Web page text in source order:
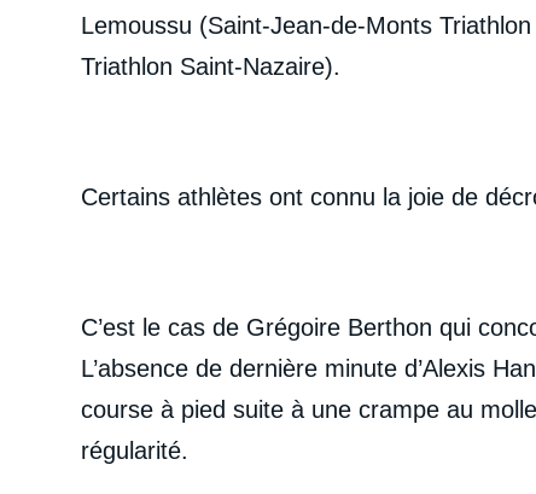
Lemoussu (Saint-Jean-de-Monts
Triathlon Saint-Nazaire).
Certains athlètes ont connu la joie de
C’est le cas de Grégoire Berthon qui
L’absence de dernière minute d’Alexis
course à pied suite à une crampe au
régularité.